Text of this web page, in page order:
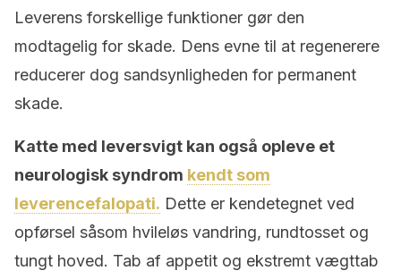
Leverens forskellige funktioner gør den
modtagelig for skade. Dens evne til at regenerere
reducerer dog sandsynligheden for permanent
skade.
Katte med leversvigt kan også opleve et
neurologisk syndrom kendt som
leverencefalopati. Dette er kendetegnet ved
opførsel såsom hvileløs vandring, rundtosset og
tungt hoved. Tab af appetit og ekstremt vægttab